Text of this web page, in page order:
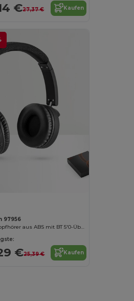
€27,37 € Kaufen
97956
Funkkopfhörer aus ABS mit BT 5'0-Übertragung
€25,39 € Kaufen